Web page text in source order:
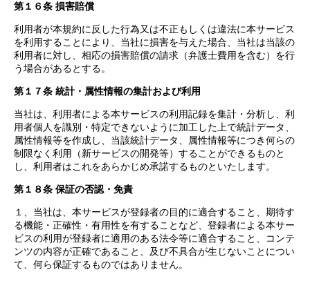
第１６条 損害賠償
利用者が本規約に反した行為又は不正もしくは違法に本サービス
を利用することにより、当社に損害を与えた場合、当社は当該の
利用者に対し、相応の損害賠償の請求（弁護士費用を含む）を行
う場合があるとする。
第１７条 統計・属性情報の集計および利用
当社は、利用者による本サービスの利用記録を集計・分析し、利
用者個人を識別・特定できないように加工した上で統計データ、
属性情報等を作成し、当該統計データ、属性情報等につき何らの
制限なく利用（新サービスの開発等）することができるものと
し、利用者はこれをあらかじめ承諾するものといたします。
第１８条 保証の否認・免責
１、当社は、本サービスが登録者の目的に適合すること、期待す
る機能・正確性・有用性を有することなど、登録者による本サー
ビスの利用が登録者に適用のある法令等に適合すること、コンテ
ンツの内容が正確であること、及び不具合が生じないことについ
て、何ら保証するものではありません。